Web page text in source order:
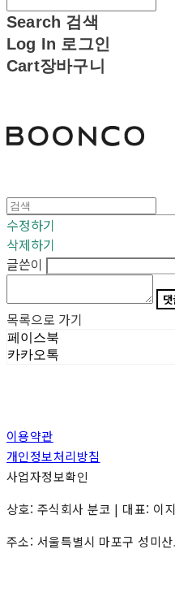
Search 검색
Log In 로그인
Cart장바구니
수정하기
삭제하기
글쓴이
목록으로 가기
페이스북
카카오톡
이용약관
개인정보처리방침
사업자정보확인
상호: 주식회사 분코 | 대표:
주소: 서울특별시 마포구 성미